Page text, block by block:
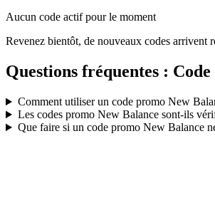
Aucun code actif pour le moment
Revenez bientôt, de nouveaux codes arrivent
Questions fréquentes :
Comment utiliser un code promo New
Les codes promo New Balancesont-ils
Que faire si un code promo New Balance